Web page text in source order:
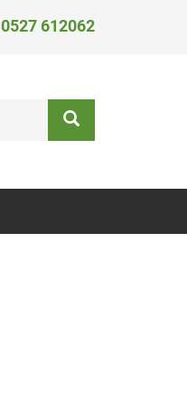
0527 612062